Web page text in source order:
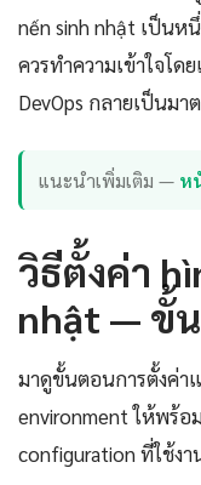
nến sinh nhật เป็น
ควรทำความเข้าใจโด
DevOps กลายเป็นม
แนะนำเพิ่มเติม — ห
วิธีตั้งค่า
nhật — ขั้
มาดูขั้นตอนการตั้งค่า
environment ให้พร้
configuration ที่ใช้ง